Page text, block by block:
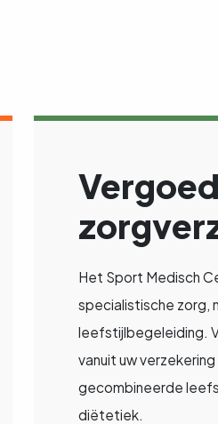
Het Sport Medisch
specialistische zorg,
leefstijlbegeleiding.
vanuit uw
gecombineerde
diëtetiek.